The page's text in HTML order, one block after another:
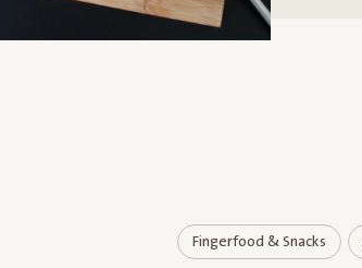
Fingerfood & Snacks